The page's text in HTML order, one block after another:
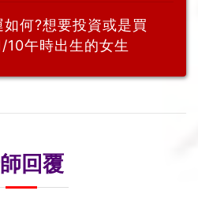
何?想要投資或是買
午時出生的女生
回覆